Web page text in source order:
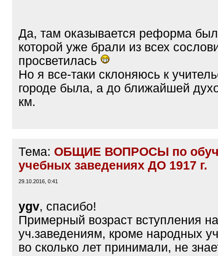
Да, там оказывается реформа
которой уже брали из всех
просветилась
Но я все-таки склоняюсь к
городе была, а до ближайшей
км.
Тема: ОБЩИЕ ВОПРОСЫ по
учебных заведениях ДО 1917 г.
29.10.2016, 0:41
ygv, спасибо!
Примерный возраст вступления
уч.заведениям, кроме народных
во сколько лет принимали, не